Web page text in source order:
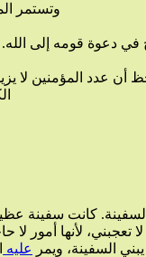
وتستمر المعركة، وتطول المناقشة بين الكافرين من قوم
بينما يزيد عدد الكافرين. فكانت الأجيال توصي من بعدهم بعدم الإيمان بنوح
لا تعجبني، لأنها أمور لا حاجةإلى معرفتها البتة، ولا يتعلق بمعرفتها فائدة أصلا. نحن نتفق مع الرازي في مقولته هذه. فنحن لا نعرف عن حقيقة هذه السفينة إلا ما حدثنا الله به. تجاوز الله تعالى هذه
السفينة، ويمر
عليه